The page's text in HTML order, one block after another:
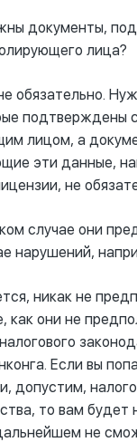
документы,
лица?
обязательно.
подтверждены
лицом, а
эти данные,
не
случае они
нарушений,
никак не
как они не
Если вы
допустим,
то вам будет
не